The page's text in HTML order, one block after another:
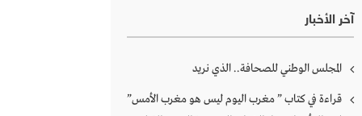
آخر الأخبار
المجلس الوطني للصحافة.. الذي نريد
قراءة في كتاب ” مغرب اليوم ليس هو مغرب الأمس”